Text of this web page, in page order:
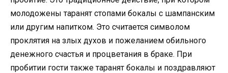
молодожены таранят стопами бокалы с шампанским
или другим напитком. Это считается символом
проклятия на злых духов и пожеланием обильного
денежного счастья и процветания в браке. При
пробитии гости также таранят бокалы и поздравляют